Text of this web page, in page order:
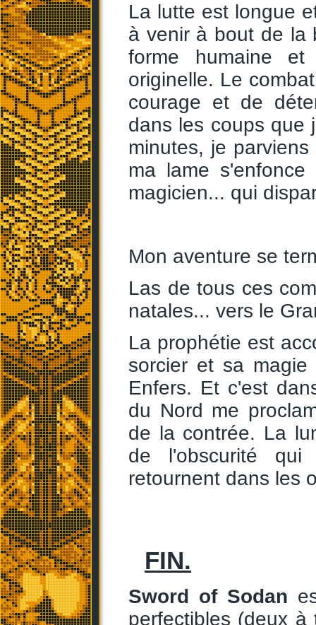
La lutte est longue
à venir à bout de la
forme humaine et
originelle. Le
courage et de
dans les coups que
minutes, je
ma lame
magicien... qui
Mon aventure se
Las de tous ces
natales... vers le
La prophétie est
sorcier et sa
Enfers. Et c'est
du Nord me
de la contrée. La
de l'obscurité qui
retournent dans les
FIN.
Sword of Sodan
perfectibles (deux à